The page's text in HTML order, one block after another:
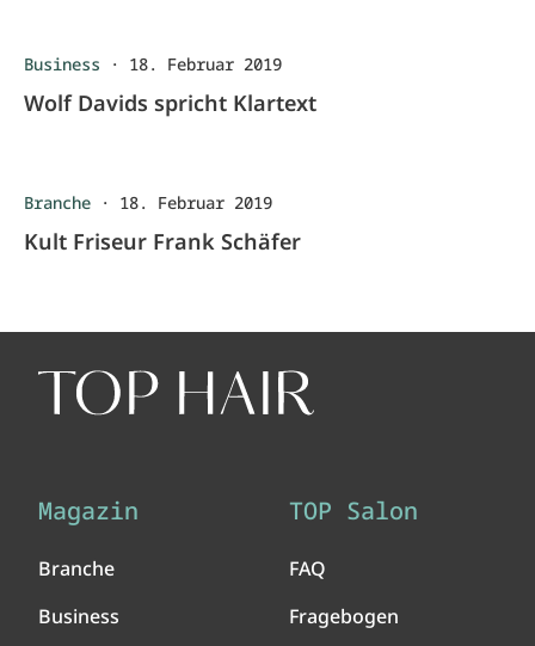
Business · 18. Februar 2019
Wolf Davids spricht Klartext
Branche · 18. Februar 2019
Kult Friseur Frank Schäfer
Magazin
Branche
Business
TOP Salon
FAQ
Fragebogen